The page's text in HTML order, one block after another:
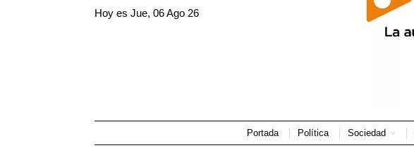
Hoy esJue, 06 Ago 26
Portada Política Sociedad